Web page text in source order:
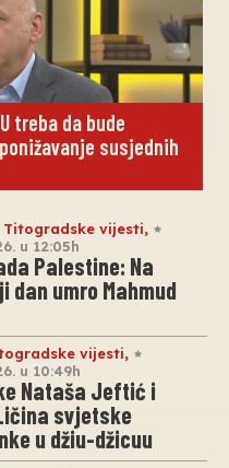
treba da bude
susjednih
Titogradske vijesti,
u 12:05h
Palestine: Na
dan umro Mahmud
vijesti,
u 10:49h
Nataša Jeftić i
svjetske
u džiu-džicuu